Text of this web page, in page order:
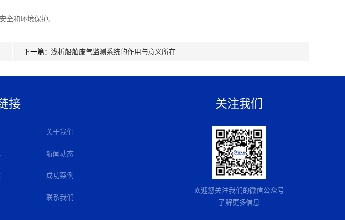
和环境保护。
下一篇： 浅析船舶废气监测系统的作用与意义所在
接
关于我们
新闻动态
成功案例
联系我们
关注我们
欢迎您关注我们的微信公众号
了解更多信息